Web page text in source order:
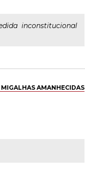
inconstitucional
MIGALHAS AMANHECIDAS